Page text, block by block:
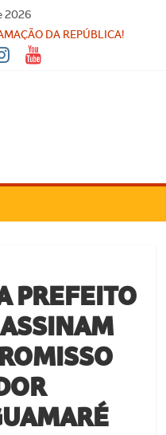
2026
FORTE!
DA REPÚBLICA!
PREFEITO